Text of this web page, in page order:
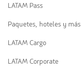
LATAM Pass
Paquetes, hoteles y más
LATAM Cargo
LATAM Corporate